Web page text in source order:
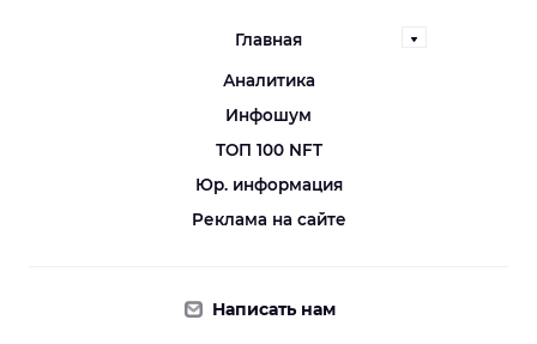
Главная
Аналитика
Инфошум
ТОП 100 NFT
Юр. информация
Реклама на сайте
Написать нам